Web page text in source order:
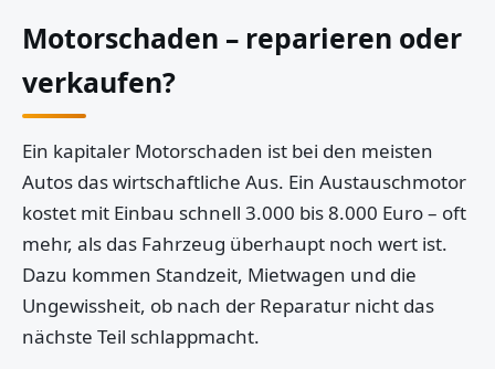
Motorschaden – reparieren oder
verkaufen?
Ein kapitaler Motorschaden ist bei den meisten
Autos das wirtschaftliche Aus. Ein Austauschmotor
kostet mit Einbau schnell 3.000 bis 8.000 Euro – oft
mehr, als das Fahrzeug überhaupt noch wert ist.
Dazu kommen Standzeit, Mietwagen und die
Ungewissheit, ob nach der Reparatur nicht das
nächste Teil schlappmacht.